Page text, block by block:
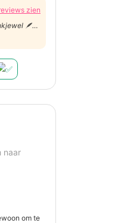
zien
🪶🪶
naar
om te